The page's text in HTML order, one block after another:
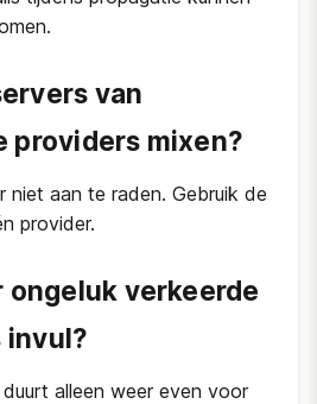
van
providers mixen?
niet aan te raden. Gebruik de
provider.
ongeluk verkeerde
invul?
alleen weer even voor